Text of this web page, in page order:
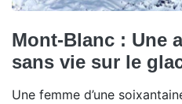
Mont-Blanc : Une
sans vie sur le
Une femme d’une